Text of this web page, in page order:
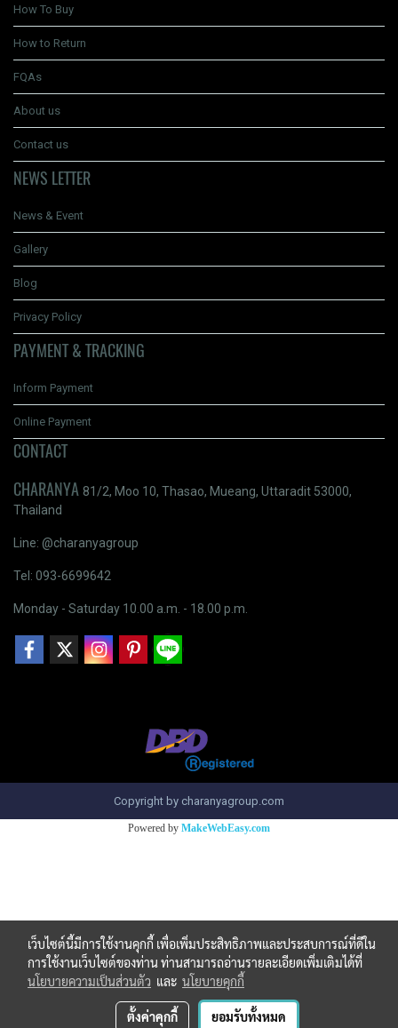
How To Buy
How to Return
FQAs
About us
Contact us
NEWS LETTER
News & Event
Gallery
Blog
Privacy Policy
PAYMENT & TRACKING
Inform Payment
Online Payment
CONTACT
CHARANYA 81/2, Moo 10, Thasao, Mueang, Uttaradit 53000,
Thailand
Line: @charanyagroup
Tel: 093-6699642
Monday - Saturday 10.00 a.m. - 18.00 p.m.
Copyright by charanyagroup.com
Powered by MakeWebEasy.com
เว็บไซต์นี้มีการใช้งานคุกกี้ เพื่อเพิ่มประสิทธิภาพและประสบการณ์ที่ดีใน
การใช้งานเว็บไซต์ของท่าน ท่านสามารถอ่านรายละเอียดเพิ่มเติมได้ที่
นโยบายความเป็นส่วนตัว และ นโยบายคุกกี้
ตั้งค่าคุกกี้ ยอมรับทั้งหมด